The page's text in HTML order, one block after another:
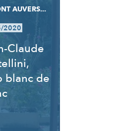
AUVERS...
2020
Claude
blanc de